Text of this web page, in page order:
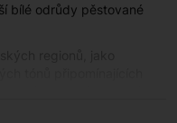
bílé odrůdy pěstované
s minerálně slaným